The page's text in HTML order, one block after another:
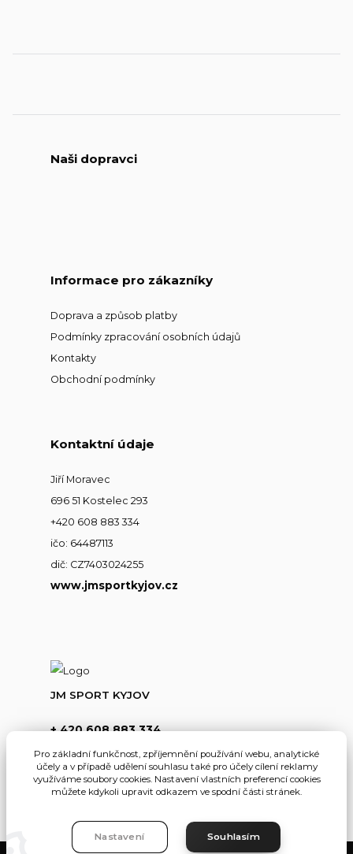
Naši dopravci
Informace pro zákazníky
Doprava a způsob platby
Podmínky zpracování osobních údajů
Kontakty
Obchodní podmínky
Kontaktní údaje
Jiří Moravec
696 51 Kostelec 293
+420 608 883 334
ičo: 64487113
dič: CZ7403024255
www.jmsportkyjov.cz
JM SPORT KYJOV
+ 420 608 883 334
info@jmsportkyjov.cz
Pro základní funkčnost, zpříjemnění používání webu, analytické
účely a v případě udělení souhlasu také pro účely cílení reklamy
využíváme soubory cookies. Nastavení vlastních preferencí cookies
můžete kdykoli upravit odkazem ve spodní části stránek.
Nastavení Souhlasím